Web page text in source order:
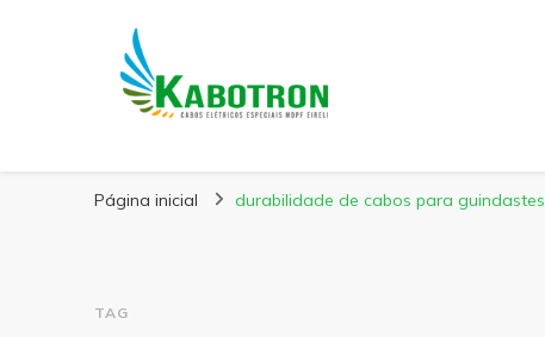
Kabotron
Página inicial durabilidade de cabos para guindastes
TAG